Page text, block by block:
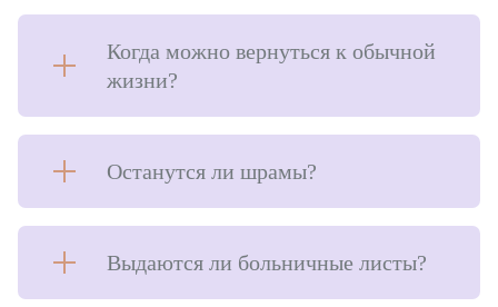
Когда можно вернуться к обычной
жизни?
Останутся ли шрамы?
Выдаются ли больничные листы?